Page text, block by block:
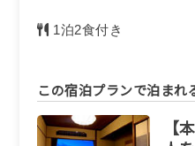
1泊2食付き
この宿泊プランで泊まれ
【